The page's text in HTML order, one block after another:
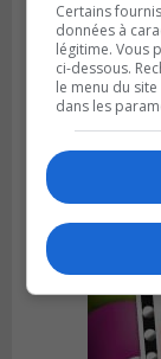
LA PRAIRIE
Publié le 3 août
Sonia
dans La
Certains
données à
légitime. Vous
ci-dessous.
le menu du
dans les